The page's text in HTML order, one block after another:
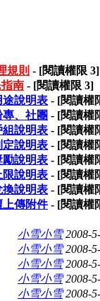
規則 - [閱讀權限 3]
南 - [閱讀權限 3]
途說明表 - [閱讀權
、社團 - [閱讀權
組說明表 - [閱讀權
定說明表 - [閱讀權
勵說明表 - [閱讀權
限說明表 - [閱讀權
換說明表 - [閱讀權
上傳附件- [閱讀權
小雪小雪 2008-
小雪小雪 2008-
小雪小雪 2008-
小雪小雪 2008-
小雪小雪 2008-